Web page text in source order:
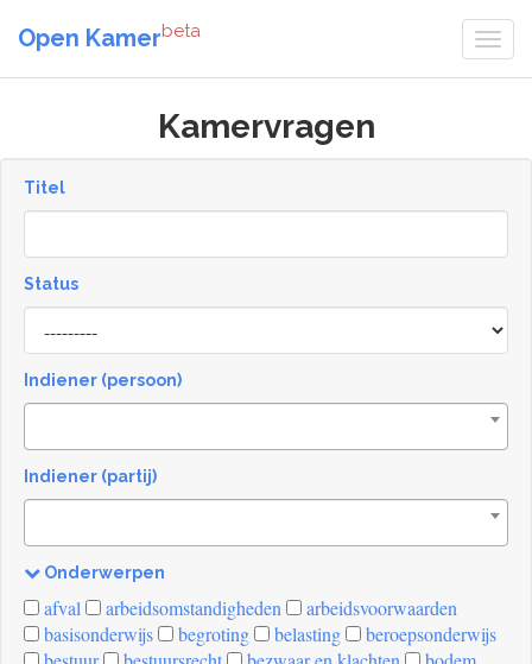
Open Kamerbeta
Kamervragen
Titel
Status
[invalid
name]
Indiener (persoon)
Indiener (partij)
Onderwerpen
[invalid
name]
afval arbeidsomstandigheden
arbeidsvoorwaarden
basisonderwijs
begroting belasting
beroepsonderwijs